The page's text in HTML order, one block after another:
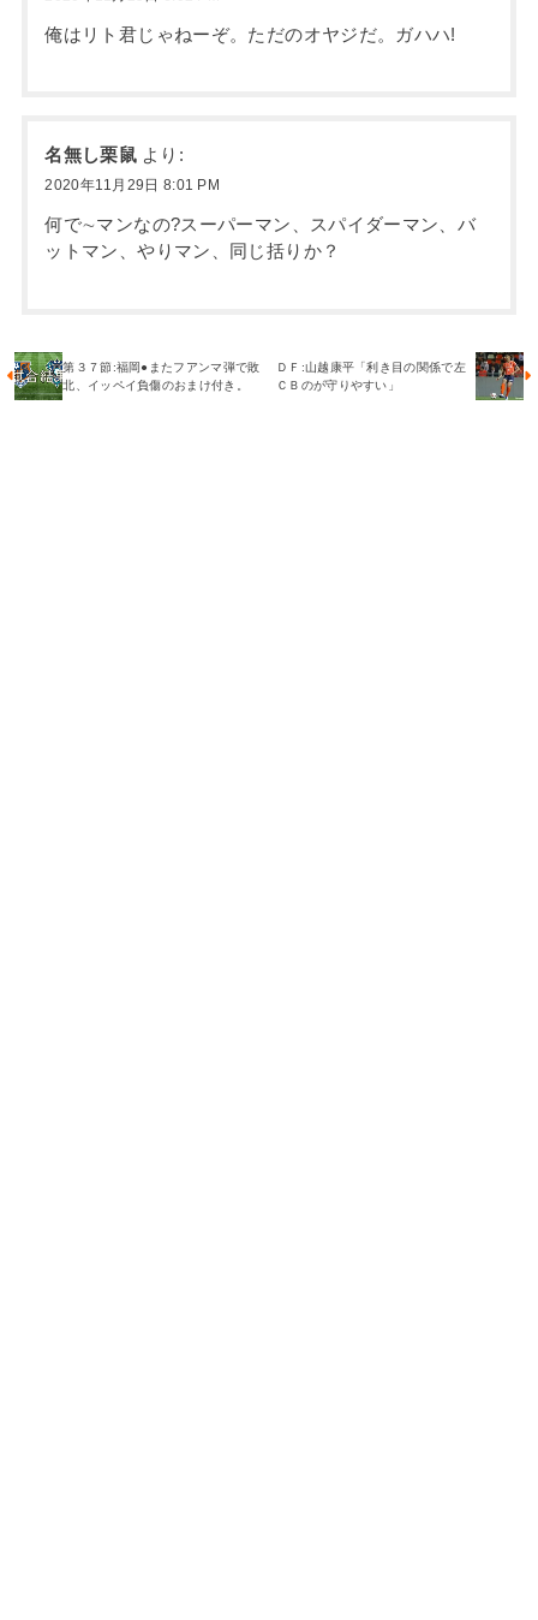
俺はリト君じゃねーぞ。ただのオヤジだ。ガハハ!
名無し栗鼠 より:
2020年11月29日 8:01 PM
何で∼マンなの?スーパーマン、スパイダーマン、バ
ットマン、やりマン、同じ括りか？
第３７節:福岡●またフアンマ弾で敗
北、イッペイ負傷のおまけ付き。
ＤＦ:山越康平「利き目の関係で左
ＣＢのが守りやすい」